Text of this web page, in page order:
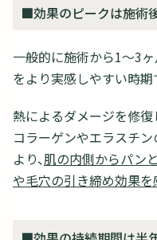
■効果のピークは施術
一般的に施術から1〜3
をより実感しやすい時期
熱によるダメージを修復
コラーゲンやエラスチン
より、肌の内側からパン
や毛穴の引き締め効果を